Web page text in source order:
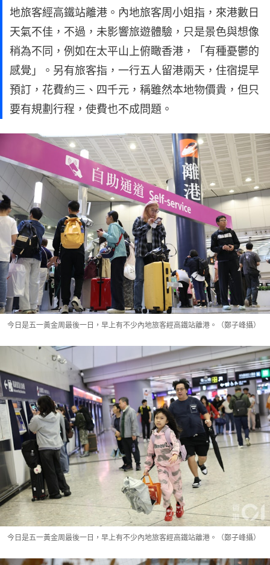
地旅客經高鐵站離港。內地旅客周小姐指，來港數日
天氣不佳，不過，未影響旅遊體驗，只是景色與想像
稍為不同，例如在太平山上俯瞰香港，「有種憂鬱的
感覺」。另有旅客指，一行五人留港兩天，住宿提早
預訂，花費約三、四千元，稱雖然本地物價貴，但只
要有規劃行程，使費也不成問題。
今日是五一黃金周最後一日，早上有不少內地旅客經高鐵站離港。（鄭子峰攝）
今日是五一黃金周最後一日，早上有不少內地旅客經高鐵站離港。（鄭子峰攝）